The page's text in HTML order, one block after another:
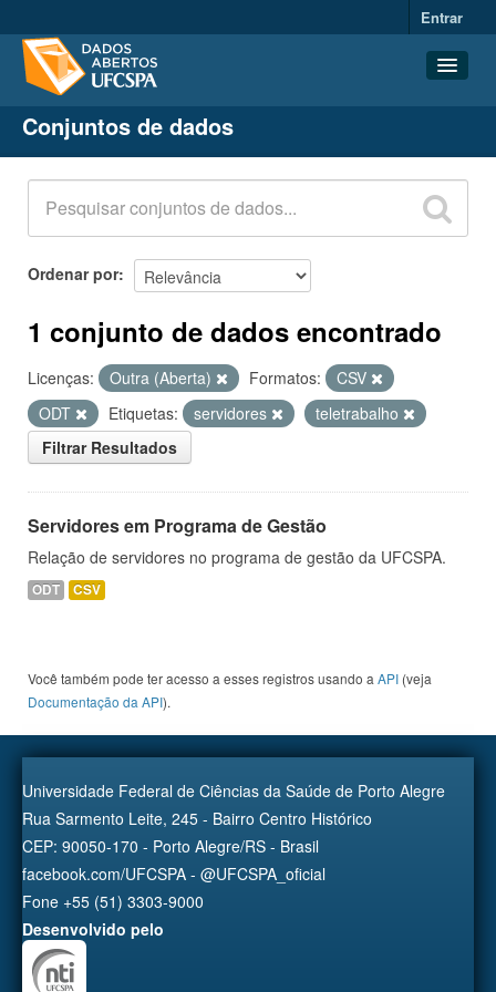
Entrar
Conjuntos de dados
Organizações
Grupos
Sobre
Conjuntos de dados
Ordenar por
1 conjunto de dados encontrado
Licenças: Outra (Aberta) Formatos:
CSV
ODT
Etiquetas: servidores
teletrabalho
Filtrar Resultados
Servidores em Programa de Gestão
Relação de servidores no programa de gestão da UFCSPA.
ODT CSV
Você também pode ter acesso a esses registros usando a API (veja
Documentação da API).
Universidade Federal de Ciências da Saúde de Porto Alegre
Rua Sarmento Leite, 245 - Bairro Centro Histórico
CEP: 90050-170 - Porto Alegre/RS - Brasil
facebook.com/UFCSPA - @UFCSPA_oficial
Fone +55 (51) 3303-9000
Desenvolvido pelo